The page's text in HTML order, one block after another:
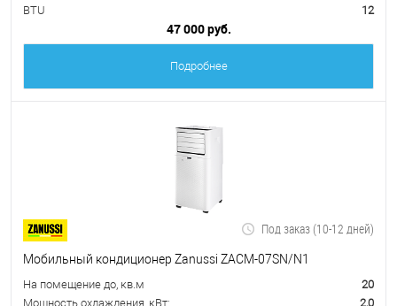
BTU
12
47 000 руб.
Подробнее
Под заказ (10-12 дней)
Мобильный кондиционер Zanussi ZACM-07SN/N1
На помещение до, кв.м
20
Мощность охлаждения, кВт:
2,0